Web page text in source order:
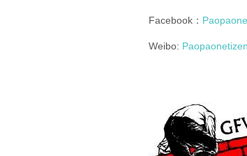
Facebook：
Weibo: Paopaonetizen